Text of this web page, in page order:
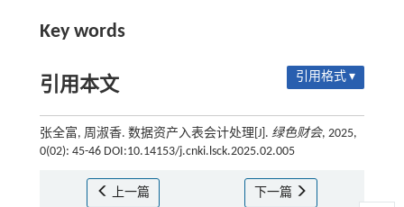
Key words
引用本文 引用格式 ▾
张全富, 周淑香. 数据资产入表会计处理[J]. 绿色财会, 2025,
0(02): 45-46 DOI:10.14153/j.cnki.lsck.2025.02.005
上一篇 下一篇